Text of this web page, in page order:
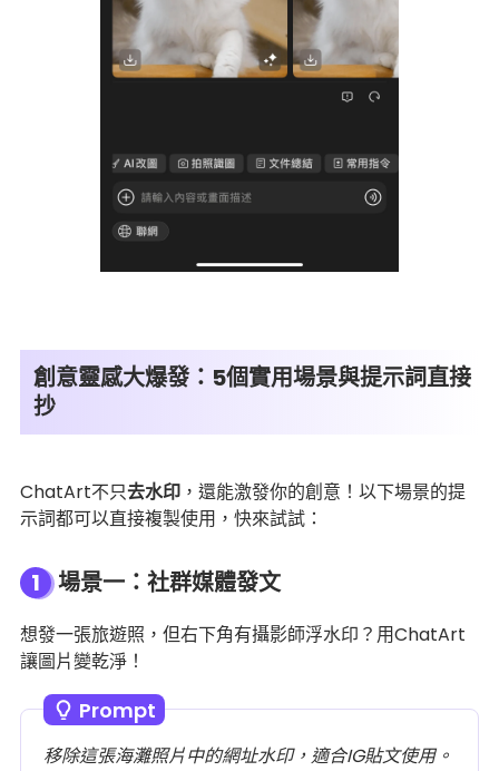
創意靈感大爆發：5個實用場景與提示詞直接
抄
ChatArt不只去水印 ，還能激發你的創意！以下場景的提
示詞都可以直接複製使用，快來試試：
1 場景一：社群媒體發文
想發一張旅遊照，但右下角有攝影師浮水印？用ChatArt
讓圖片變乾淨！
Prompt
移除這張海灘照片中的網址水印，適合IG貼文使用。